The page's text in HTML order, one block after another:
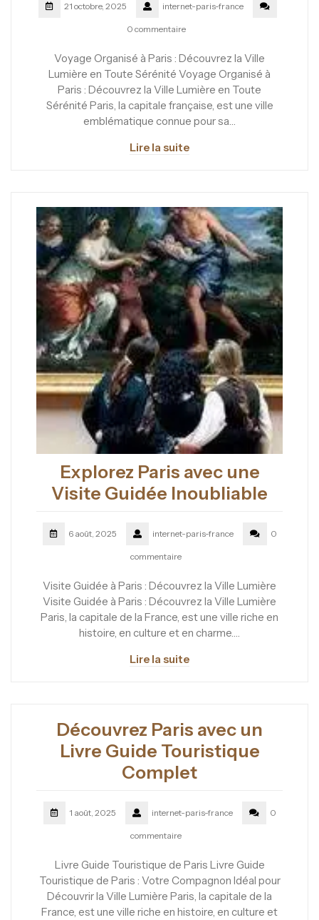
21 octobre, 2025 internet-paris-france
0 commentaire
Voyage Organisé à Paris : Découvrez la Ville
Lumière en Toute Sérénité Voyage Organisé à
Paris : Découvrez la Ville Lumière en Toute
Sérénité Paris, la capitale française, est une ville
emblématique connue pour sa…
Lire la suite
Explorez Paris avec une
Visite Guidée Inoubliable
6 août, 2025 internet-paris-france 0
commentaire
Visite Guidée à Paris : Découvrez la Ville Lumière
Visite Guidée à Paris : Découvrez la Ville Lumière
Paris, la capitale de la France, est une ville riche en
histoire, en culture et en charme.…
Lire la suite
Découvrez Paris avec un
Livre Guide Touristique
Complet
1 août, 2025 internet-paris-france 0
commentaire
Livre Guide Touristique de Paris Livre Guide
Touristique de Paris : Votre Compagnon Idéal pour
Découvrir la Ville Lumière Paris, la capitale de la
France, est une ville riche en histoire, en culture et